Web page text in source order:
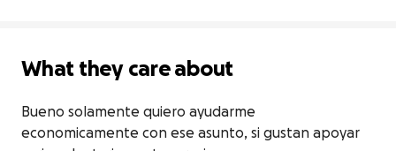
What they care about
Bueno solamente quiero ayudarme
economicamente con ese asunto, si gustan apoyar